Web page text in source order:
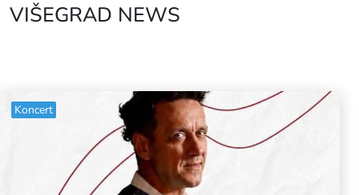
VIŠEGRAD NEWS
Koncert